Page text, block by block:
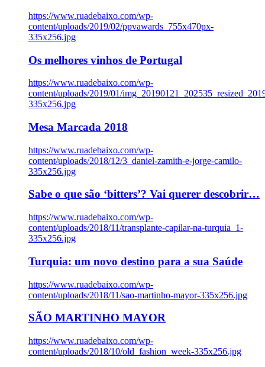
https://www.ruadebaixo.com/wp-
content/uploads/2019/02/ppvawards_755x470px-
335x256.jpg
Os melhores vinhos de Portugal
https://www.ruadebaixo.com/wp-
content/uploads/2019/01/
335x256.jpg
Mesa Marcada 2018
https://www.ruadebaixo.com/wp-
content/uploads/2018/12/3_daniel-zamith-e-jorge-camilo-
335x256.jpg
Sabe o que são ‘bitters’? Vai querer descobrir…
https://www.ruadebaixo.com/wp-
content/uploads/2018/11/transplante-capilar-na-turquia_1-
335x256.jpg
Turquia: um novo destino para a sua Saúde
https://www.ruadebaixo.com/wp-
content/uploads/2018/11/sao-martinho-mayor-335x256.jpg
SÃO MARTINHO MAYOR
https://www.ruadebaixo.com/wp-
content/uploads/2018/10/old_fashion_week-335x256.jpg